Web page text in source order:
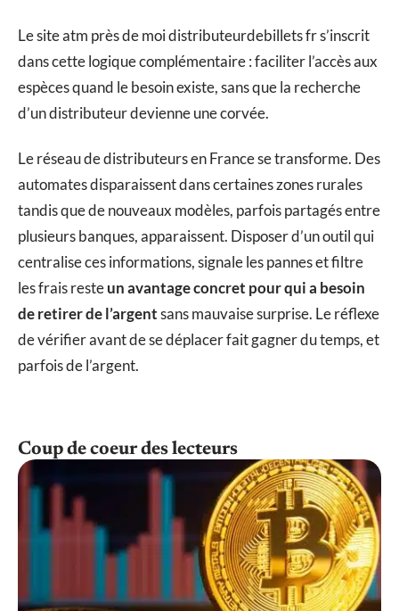
Le site atm près de moi distributeurdebillets fr s’inscrit
dans cette logique complémentaire : faciliter l’accès aux
espèces quand le besoin existe, sans que la recherche
d’un distributeur devienne une corvée.
Le réseau de distributeurs en France se transforme. Des
automates disparaissent dans certaines zones rurales
tandis que de nouveaux modèles, parfois partagés entre
plusieurs banques, apparaissent. Disposer d’un outil qui
centralise ces informations, signale les pannes et filtre
les frais resteun avantage concret pour qui a besoin
de retirer de l’argentsans mauvaise surprise. Le réflexe
de vérifier avant de se déplacer fait gagner du temps, et
parfois de l’argent.
Coup de coeur des lecteurs